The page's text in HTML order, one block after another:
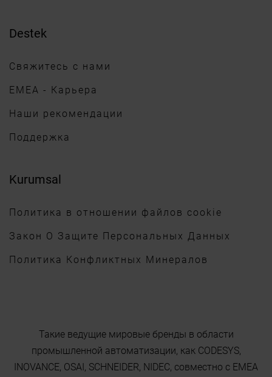
Destek
Свяжитесь с нами
EMEA - Карьера
Наши рекомендации
Поддержка
Kurumsal
Политика в отношении файлов cookie
Закон О Защите Персональных Данных
Политика Конфликтных Минералов
Такие ведущие мировые бренды в области
промышленной автоматизации, как CODESYS,
INOVANCE, OSAI, SCHNEIDER, NIDEC, совместно с EMEA